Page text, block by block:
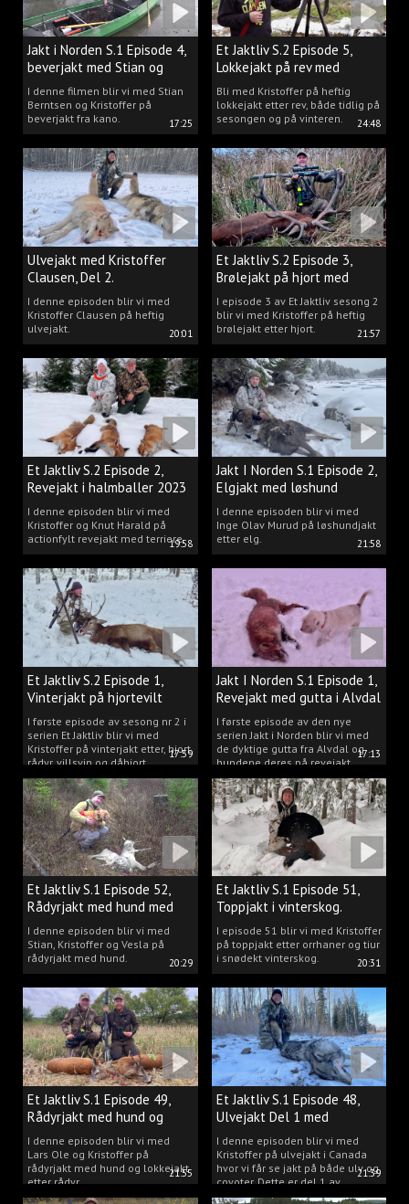
17:25
Jakt i Norden S.1 Episode 4,
beverjakt med Stian og
Kristoffer
I denne filmen blir vi med Stian
Berntsen og Kristoffer på
beverjakt fra kano.
24:48
Et Jaktliv S.2 Episode 5,
Lokkejakt på rev med
Kristoffer Clausen
Bli med Kristoffer på heftig
lokkejakt etter rev, både tidlig på
sesongen og på vinteren.
20:01
Ulvejakt med Kristoffer
Clausen, Del 2.
I denne episoden blir vi med
Kristoffer Clausen på heftig
ulvejakt.
21:57
Et Jaktliv S.2 Episode 3,
Brølejakt på hjort med
Kristoffer Clausen
I episode 3 av Et Jaktliv sesong 2
blir vi med Kristoffer på heftig
brølejakt etter hjort.
19:58
Et Jaktliv S.2 Episode 2,
Revejakt i halmballer 2023
I denne episoden blir vi med
Kristoffer og Knut Harald på
actionfylt revejakt med terriere.
21:58
Jakt I Norden S.1 Episode 2,
Elgjakt med løshund
I denne episoden blir vi med
Inge Olav Murud på løshundjakt
etter elg.
17:59
Et Jaktliv S.2 Episode 1,
Vinterjakt på hjortevilt
I første episode av sesong nr 2 i
serien Et Jaktliv blir vi med
Kristoffer på vinterjakt etter, hjort,
rådyr, villsvin og dåhjort.
17:13
Jakt I Norden S.1 Episode 1,
Revejakt med gutta i Alvdal
I første episode av den nye
serien Jakt i Norden blir vi med
de dyktige gutta fra Alvdal og
hundene deres på revejakt.
20:29
Et Jaktliv S.1 Episode 52,
Rådyrjakt med hund med
Stian, Kristoffer og Vesla
I denne episoden blir vi med
Stian, Kristoffer og Vesla på
rådyrjakt med hund.
20:31
Et Jaktliv S.1 Episode 51,
Toppjakt i vinterskog.
I episode 51 blir vi med Kristoffer
på toppjakt etter orrhaner og tiur
i snødekt vinterskog.
21:55
Et Jaktliv S.1 Episode 49,
Rådyrjakt med hund og
lokkejakt.
I denne episoden blir vi med
Lars Ole og Kristoffer på
rådyrjakt med hund og lokkejakt
etter rådyr.
21:39
Et Jaktliv S.1 Episode 48,
Ulvejakt Del 1 med
Kristoffer Clausen.
I denne episoden blir vi med
Kristoffer på ulvejakt i Canada
hvor vi får se jakt på både ulv og
coyoter. Dette er del 1 av
ulvejakten.